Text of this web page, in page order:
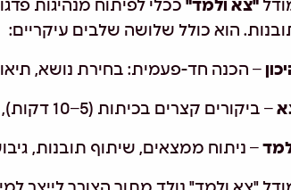
"צא ולמד" ככלי לפיתוח מנהיגות
הוא כולל שלושה שלבים עיקריים:
– הכנה חד-פעמית: בחירת נושא,
– ביקורים קצרים בכיתות (5–10 דקות), תיעוד סימני דרך, שמירה על אווירה טבעית.
– ניתוח ממצאים, שיתוף תובנות,